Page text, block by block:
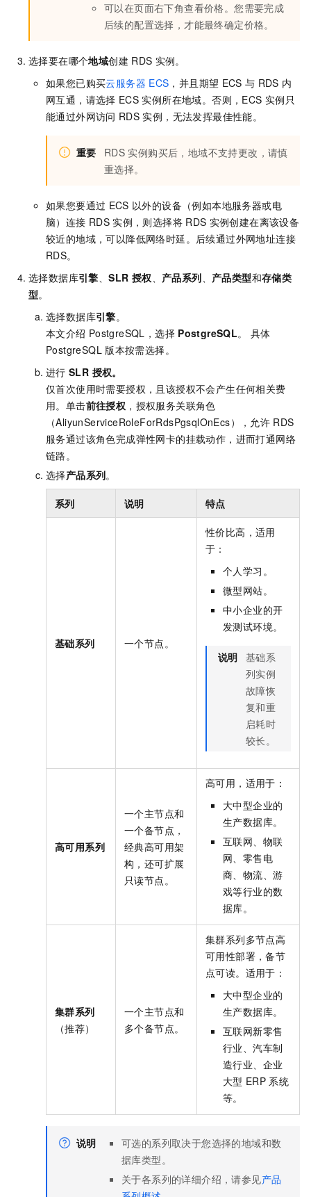
可以在页面右下角查看价格。您需要完成
后续的配置选择，才能最终确定价格。
选择要在哪个地域创建 RDS 实例。
如果您已购买云服务器 ECS ，并且期望 ECS 与 RDS 内
网互通，请选择 ECS 实例所在地域。否则，ECS 实例只
能通过外网访问 RDS 实例，无法发挥最佳性能。
重要 RDS 实例购买后，地域不支持更改，请慎
重选择。
如果您要通过 ECS 以外的设备（例如本地服务器或电
脑）连接 RDS 实例，则选择将 RDS 实例创建在离该设备
较近的地域，可以降低网络时延。后续通过外网地址连接
RDS。
选择数据库引擎、SLR 授权、 产品系列、 产品类型和存储类
型。
选择数据库引擎。
本文介绍 PostgreSQL，选择 PostgreSQL。 具体
PostgreSQL 版本按需选择。
进行 SLR 授权。
仅首次使用时需要授权，且该授权不会产生任何相关费
用。单击前往授权 ，授权服务关联角色
（AliyunServiceRoleForRdsPgsqlOnEcs），允许 RDS
服务通过该角色完成弹性网卡的挂载动作，进而打通网络
链路。
选择产品系列。
系列 说明 特点
基础系列 一个节点。
性价比高，适用
于：
个人学习。
微型网站。
中小企业的开
发测试环境。
说明 基础系
列实例
故障恢
复和重
启耗时
较长。
高可用系列
一个主节点和
一个备节点，
经典高可用架
构，还可扩展
只读节点。
高可用，适用于：
大中型企业的
生产数据库。
互联网、物联
网、零售电
商、物流、游
戏等行业的数
据库。
集群系列
（推荐）
一个主节点和
多个备节点。
集群系列多节点高
可用性部署，备节
点可读。适用于：
大中型企业的
生产数据库。
互联网新零售
行业、汽车制
造行业、企业
大型 ERP 系统
等。
说明
可选的系列取决于您选择的地域和数
据库类型。
关于各系列的详细介绍，请参见产品